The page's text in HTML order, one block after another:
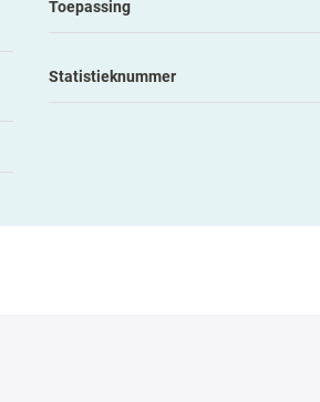
Toepassing
Statistieknummer